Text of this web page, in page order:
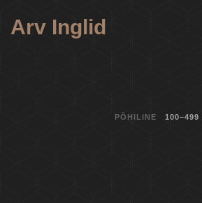
Arv Inglid
PÕHILINE 100–499